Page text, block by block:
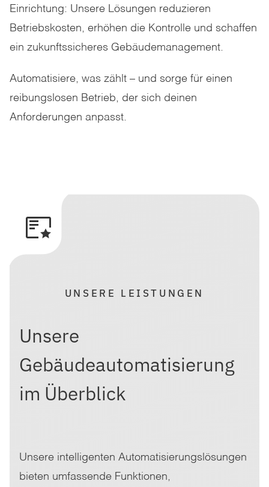
Einrichtung: Unsere Lösungen reduzieren
Betriebskosten, erhöhen die Kontrolle und schaffen
ein zukunftssicheres Gebäudemanagement.
Automatisiere, was zählt – und sorge für einen
reibungslosen Betrieb, der sich deinen
Anforderungen anpasst.
UNSERE LEISTUNGEN
Unsere
Gebäudeautomatisierung
im Überblick
Unsere intelligenten Automatisierungslösungen
bieten umfassende Funktionen,